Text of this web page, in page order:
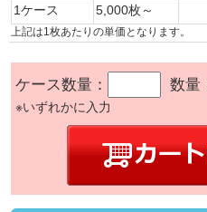
1ケース
5,000枚～
上記は1枚あたりの単価となります。
ケース数量： 数量
※いずれかに入力